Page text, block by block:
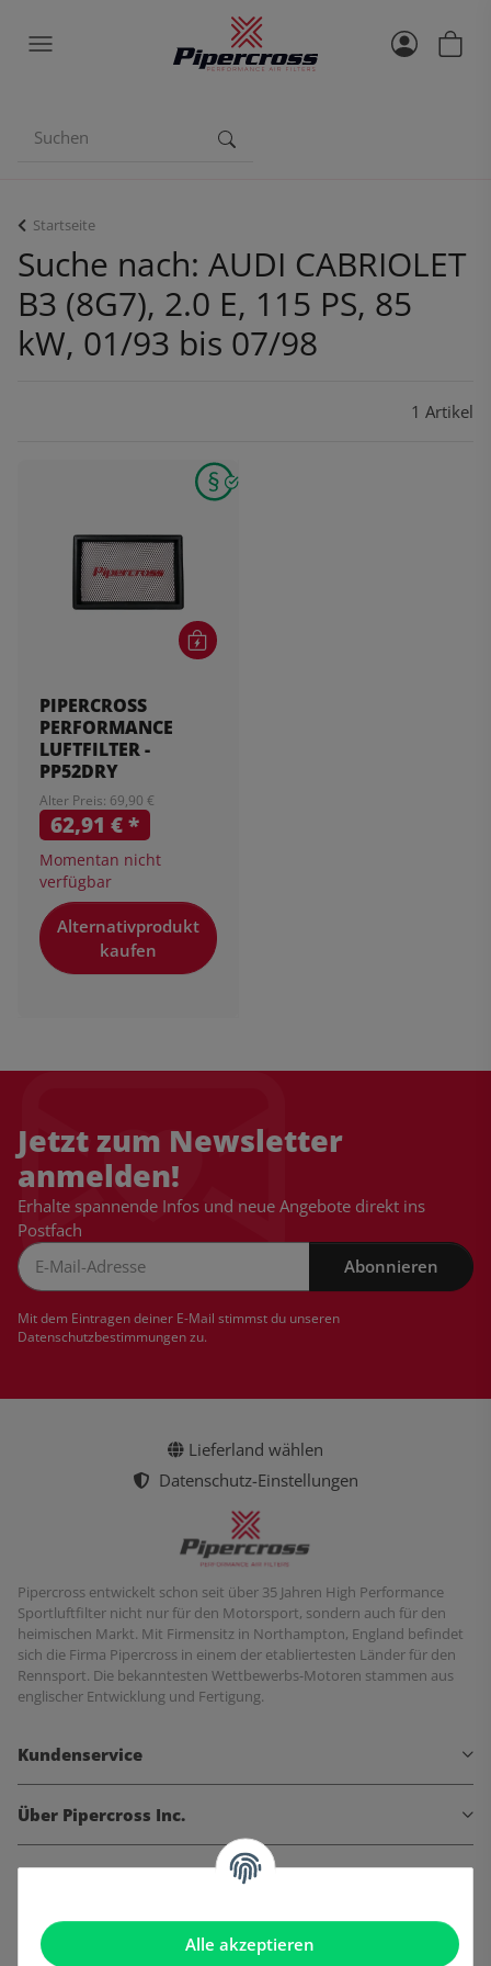
Alle akzeptieren
Startseite
Suche nach: AUDI CABRIOLET
B3 (8G7), 2.0 E, 115 PS, 85
kW, 01/93 bis 07/98
1 Artikel
PIPERCROSS
PERFORMANCE
LUFTFILTER -
PP52DRY
Alter Preis: 69,90 €
62,91 €*
Momentan nicht
verfügbar
Alternativprodukt
kaufen
Jetzt zum Newsletter
anmelden!
Erhalte spannende Infos und neue Angebote direkt ins
Postfach
Abonnieren
Mit dem Eintragen deiner E-Mail stimmst du unseren
Datenschutzbestimmungenzu.
Lieferland wählen
Datenschutz-Einstellungen
Pipercross entwickelt schon seit über 35 Jahren High Performance
Sportluftfilter nicht nur für den Motorsport, sondern auch für den
heimischen Markt. Mit Firmensitz in Northampton, England befindet
sich die Firma Pipercross in einem der etabliertesten Länder für den
Rennsport. Die bekanntesten Wettbewerbs-Motoren stammen aus
englischer Entwicklung und Fertigung.
Kundenservice
Über Pipercross Inc.
Informationen
Gesetzliche Informationen